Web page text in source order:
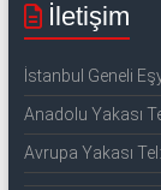
İletişim
İstanbul Geneli
Anadolu Yakası
Avrupa Yakası